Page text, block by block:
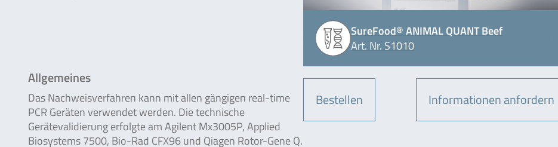
SureFood® ANIMAL QUANT Beef
Art. Nr. S1010
Bestellen Informationen anfordern
Allgemeines
Das Nachweisverfahren kann mit allen gängigen real-time
PCR Geräten verwendet werden. Die technische
Gerätevalidierung erfolgte am Agilent Mx3005P, Applied
Biosystems 7500, Bio-Rad CFX96 und Qiagen Rotor-Gene Q.